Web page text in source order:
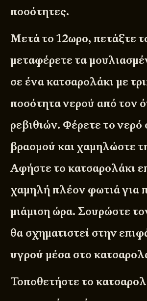
ποσότητες.
Μετά το 12ωρο, πετάξτε
μεταφέρετε τα
σε ένα κατσαρολάκι με
ποσότητα νερού από τον
ρεβιθιών. Φέρετε το νερό
βρασμού και χαμηλώστε
Αφήστε το κατσαρολάκι
χαμηλή πλέον φωτιά για
μιάμιση ώρα. Σουρώστε
θα σχηματιστεί στην
υγρού μέσα στο
Τοποθετήστε το